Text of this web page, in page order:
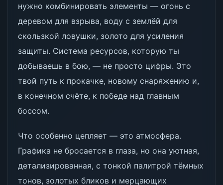
нужно комбинировать элементы — огонь с
деревом для взрыва, воду с землёй для
скользкой ловушки, золото для усиления
защиты. Система ресурсов, которую ты
добываешь в бою, — не просто цифры. Это
твой путь к прокачке, новому снаряжению и,
в конечном счёте, к победе над главным
боссом.
Что особенно цепляет — это атмосфера.
Графика не бросается в глаза, но она уютная,
детализированная, с тонкой палитрой тёмных
тонов, золотых бликов и мерцающих